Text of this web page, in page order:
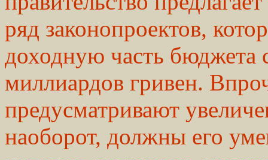
ряд законопроектов,
доходную часть бюджета
миллиардов гривен.
предусматривают
наоборот, должны его